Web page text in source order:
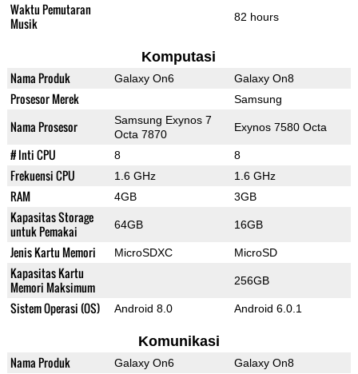
Waktu Pemutaran
Musik
82 hours
Komputasi
Nama Produk Galaxy On6 Galaxy On8
Prosesor Merek Samsung
Nama Prosesor
Samsung Exynos 7
Octa 7870
Exynos 7580 Octa
# Inti CPU 8 8
Frekuensi CPU 1.6 GHz 1.6 GHz
RAM 4GB 3GB
Kapasitas Storage
untuk Pemakai
64GB 16GB
Jenis Kartu Memori MicroSDXC MicroSD
Kapasitas Kartu
Memori Maksimum
256GB
Sistem Operasi (OS) Android 8.0 Android 6.0.1
Komunikasi
Nama Produk Galaxy On6 Galaxy On8